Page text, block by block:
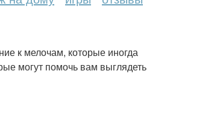
к мелочам, которые иногда
могут помочь вам выглядеть